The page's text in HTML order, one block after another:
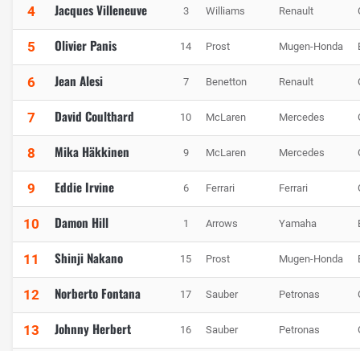
4 Jacques Villeneuve 3 Williams Renault
5 Olivier Panis 14 Prost Mugen-Honda
6 Jean Alesi 7 Benetton Renault
7 David Coulthard 10 McLaren Mercedes
8 Mika Häkkinen 9 McLaren Mercedes
9 Eddie Irvine 6 Ferrari Ferrari
10 Damon Hill 1 Arrows Yamaha
11 Shinji Nakano 15 Prost Mugen-Honda
12 Norberto Fontana 17 Sauber Petronas
13 Johnny Herbert 16 Sauber Petronas